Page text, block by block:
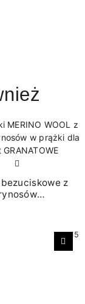
z
+15